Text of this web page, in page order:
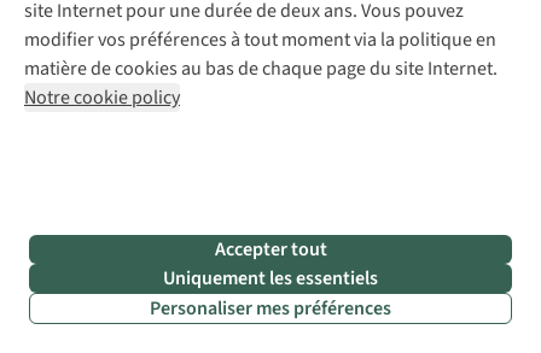
que les
producteurs
de films
hollywoodiens
site Internet pour une durée de deux ans. Vous pouvez
modifier vos préférences à tout moment via la politique en
matière de cookies au bas de chaque page du site Internet.
Notre cookie policy
Accepter tout
Uniquement les essentiels
Personaliser mes préférences